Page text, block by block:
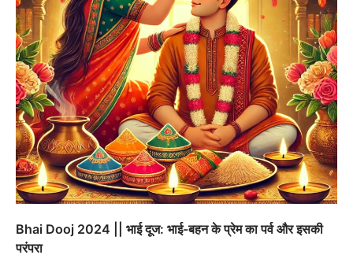
Bhai Dooj 2024 || भाई दूज: भाई-बहन के प्रेम का पर्व और इसकी
परंपरा